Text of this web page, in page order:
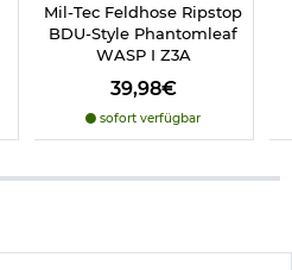
Mil-Tec Feldhose Ripstop
BDU-Style Phantomleaf
WASP I Z3A
39,98€
sofort verfügbar